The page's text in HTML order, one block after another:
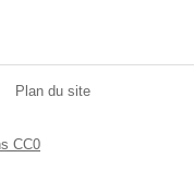
Plan du site
CC0